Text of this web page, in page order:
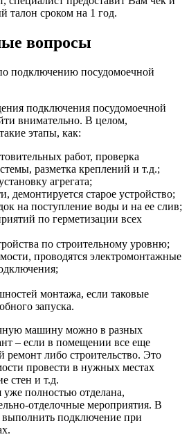
талон сроком на 1 год.
вопросы
подключению посудомоечной
подключения посудомоечной
внимательно. В целом,
этапы, как:
работ, проверка
разметка креплений и т.д.;
агрегата;
демонтируется старое устройство;
на поступление воды и на ее слив;
по герметизации всех
по строительному уровню;
проводятся электромонтажные
монтажа, если таковые
запуска.
машину можно в разных
– если в помещении все еще
ремонт либо строительство. Это
провести в нужных местах
стен и т.д.
полностью отделана,
отделочные мероприятия. В
выполнить подключение при